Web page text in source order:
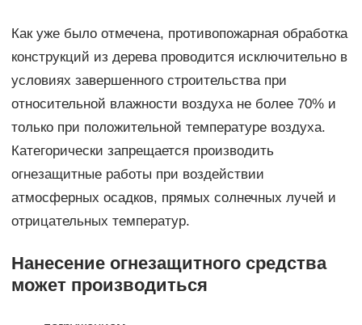
Как уже было отмечена, противопожарная обработка
конструкций из дерева проводится исключительно в
условиях завершенного строительства при
относительной влажности воздуха не более 70% и
только при положительной температуре воздуха.
Категорически запрещается производить
огнезащитные работы при воздействии
атмосферных осадков, прямых солнечных лучей и
отрицательных температур.
Нанесение огнезащитного средства
может производиться